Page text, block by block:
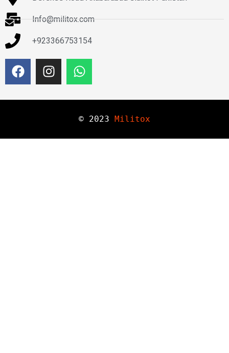
Info@militox.com
+923366753154
© 2023 Militox